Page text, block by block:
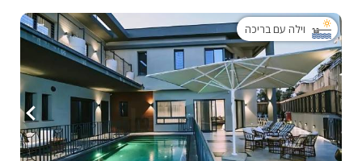
וילה עם בריכה